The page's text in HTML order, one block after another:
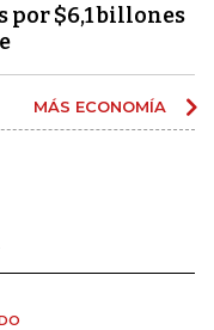
$6,1 billones
MÁS ECONOMÍA